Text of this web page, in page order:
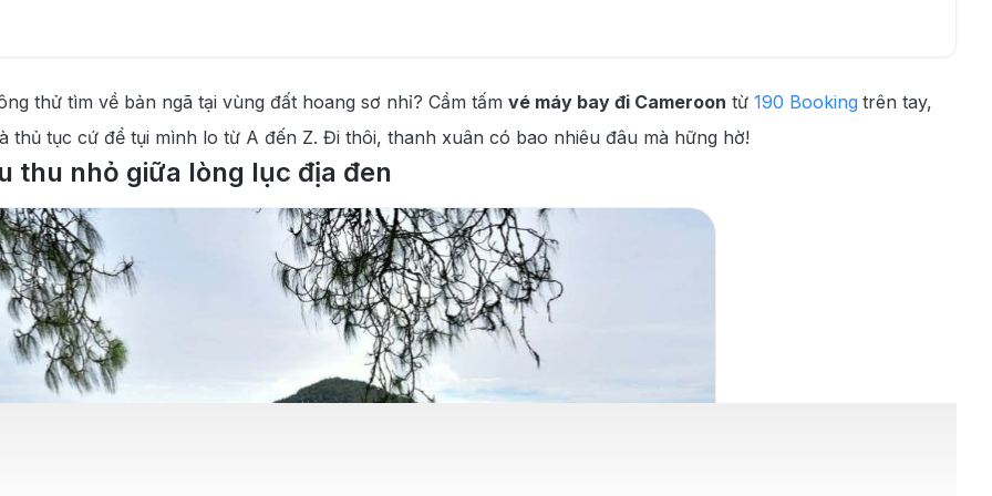
Cameroon
tiêu tại Cameroon
tiêu
Việt
thử tìm về bản ngã tại vùng đất hoang sơ nhỉ? Cầm tấm vé máy bay đi Cameroon từ 190 Booking trên tay,
tục cứ để tụi mình lo từ A đến Z. Đi thôi, thanh xuân có bao nhiêu đâu mà hững hờ!
thu nhỏ giữa lòng lục địa đen